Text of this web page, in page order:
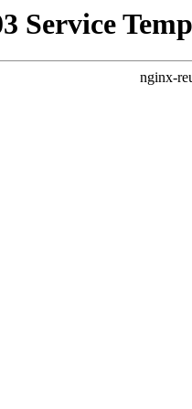
Service
nginx-